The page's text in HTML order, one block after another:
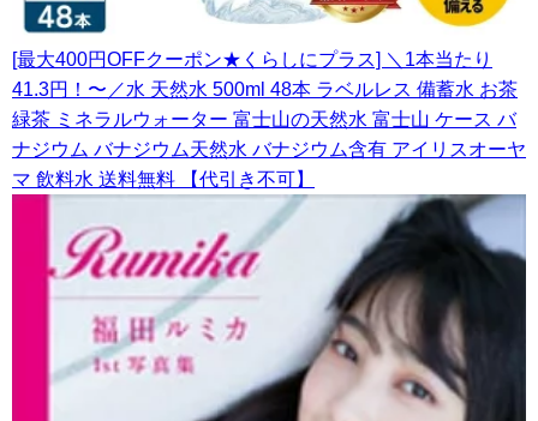
[最大400円OFFクーポン★くらしにプラス] ＼1本当たり
41.3円！〜／水 天然水 500ml 48本 ラベルレス 備蓄水 お茶
緑茶 ミネラルウォーター 富士山の天然水 富士山 ケース バ
ナジウム バナジウム天然水 バナジウム含有 アイリスオーヤ
マ 飲料水 送料無料 【代引き不可】